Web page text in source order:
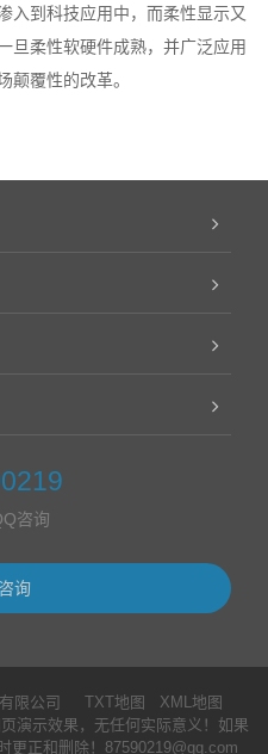
入到科技应用中，而柔性显示又
旦柔性软硬件成熟，并广泛应用
颠覆性的改革。
咨询
询
限公司 TXT地图
XML地图
演示效果，无任何实际意义！如果
更正和删除！87590219@qq.com